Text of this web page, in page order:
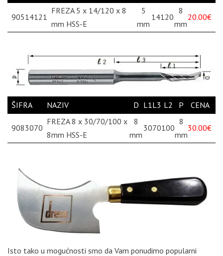
90514121
FREZA 5 x 14/120 x 8
mm HSS-E
5
mm
14120
8
mm
20.00€
ŠIFRA NAZIV D L1L3 L2 P CENA
9083070
FREZA 8 x 30/70/100 x
8mm HSS-E
8
mm
3070100
8
mm
30.00€
Isto tako u mogućnosti smo da Vam ponudimo popularni